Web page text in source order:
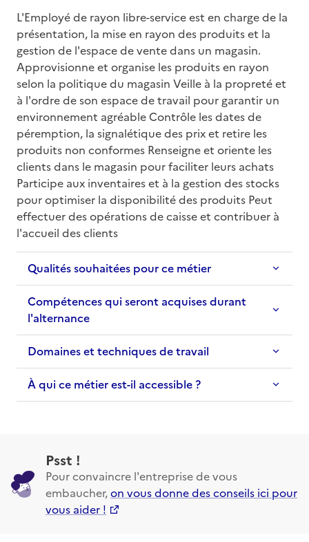
L'Employé de rayon libre-service est en charge de la
présentation, la mise en rayon des produits et la
gestion de l'espace de vente dans un magasin.
Approvisionne et organise les produits en rayon
selon la politique du magasin Veille à la propreté et
à l'ordre de son espace de travail pour garantir un
environnement agréable Contrôle les dates de
péremption, la signalétique des prix et retire les
produits non conformes Renseigne et oriente les
clients dans le magasin pour faciliter leurs achats
Participe aux inventaires et à la gestion des stocks
pour optimiser la disponibilité des produits Peut
effectuer des opérations de caisse et contribuer à
l'accueil des clients
Qualités souhaitées pour ce métier
Compétences qui seront acquises durant
l'alternance
Domaines et techniques de travail
À qui ce métier est-il accessible ?
Psst !
Pour convaincre l'entreprise de vous
embaucher,on vous donne des conseils ici pour
vous aider !